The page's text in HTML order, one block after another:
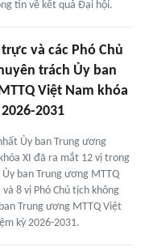
tin về kết quả Đại hội.
và các Phó Chủ
trách Ủy ban
Việt Nam khóa
2031
Ủy ban Trung ương
XI đã ra mắt 12 vị trong
ban Trung ương MTTQ
8 vị Phó Chủ tịch không
Trung ương MTTQ Việt
kỳ 2026-2031.